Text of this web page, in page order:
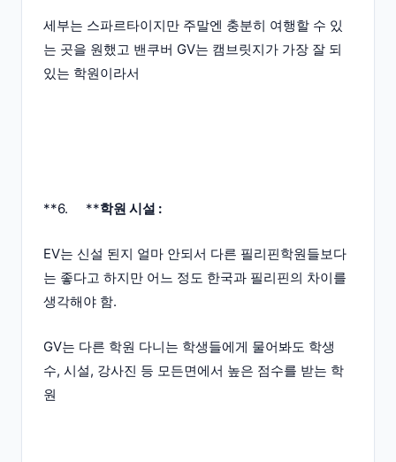
세부는 스파르타이지만 주말엔 충분히 여행할 수 있
는 곳을 원했고 밴쿠버 GV는 캠브릿지가 가장 잘 되
있는 학원이라서
**6. **학원 시설 :
EV는 신설 된지 얼마 안되서 다른 필리핀학원들보다
는 좋다고 하지만 어느 정도 한국과 필리핀의 차이를
생각해야 함.
GV는 다른 학원 다니는 학생들에게 물어봐도 학생
수, 시설, 강사진 등 모든면에서 높은 점수를 받는 학
원